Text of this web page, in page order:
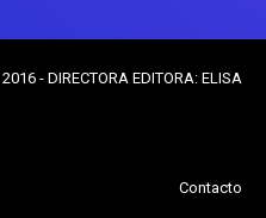
- DIRECTORA EDITORA: ELISA
Contacto